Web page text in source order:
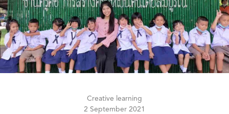
Creative learning
2 September 2021